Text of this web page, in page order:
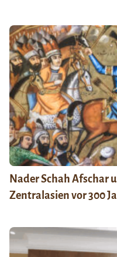
Nader Schah Afschar
Zentralasien vor 300